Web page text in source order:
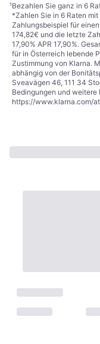
¹Bezahlen Sie ganz in 6
*Zahlen Sie in 6 Raten
Zahlungsbeispiel für
174,82€ und die letzte
17,90% APR 17,90%.
für in Österreich lebende
Zustimmung von Klarna.
abhängig von der
Sveavägen 46, 111 34
Bedingungen und weitere
https://www.klarna.com/